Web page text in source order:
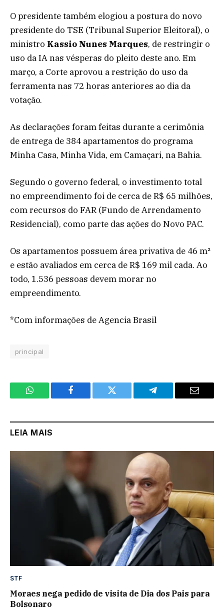
O presidente também elogiou a postura do novo
presidente do TSE (Tribunal Superior Eleitoral), o
ministro Kassio Nunes Marques, de restringir o
uso da IA nas vésperas do pleito deste ano. Em
março, a Corte aprovou a restrição do uso da
ferramenta nas 72 horas anteriores ao dia da
votação.
As declarações foram feitas durante a cerimônia
de entrega de 384 apartamentos do programa
Minha Casa, Minha Vida, em Camaçari, na Bahia.
Segundo o governo federal, o investimento total
no empreendimento foi de cerca de R$ 65 milhões,
com recursos do FAR (Fundo de Arrendamento
Residencial), como parte das ações do Novo PAC.
Os apartamentos possuem área privativa de 46 m²
e estão avaliados em cerca de R$ 169 mil cada. Ao
todo, 1.536 pessoas devem morar no
empreendimento.
*Com informações de Agencia Brasil
principal
WhatsApp Facebook Twitter Telegram Email
LEIA MAIS
STF
Moraes nega pedido de visita de Dia dos Pais para
Bolsonaro